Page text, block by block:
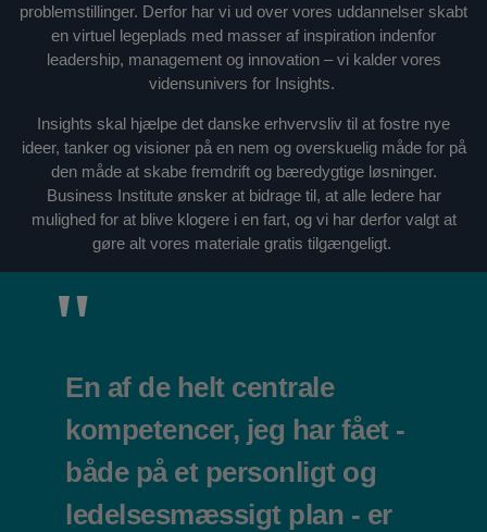
problemstillinger. Derfor har vi ud over vores uddannelser skabt
en virtuel legeplads med masser af inspiration indenfor
leadership, management og innovation – vi kalder vores
vidensunivers for Insights.
Insights skal hjælpe det danske erhvervsliv til at fostre nye
ideer, tanker og visioner på en nem og overskuelig måde for på
den måde at skabe fremdrift og bæredygtige løsninger.
Business Institute ønsker at bidrage til, at alle ledere har
mulighed for at blive klogere i en fart, og vi har derfor valgt at
gøre alt vores materiale gratis tilgængeligt.
En af de helt centrale
kompetencer, jeg har fået -
både på et personligt og
ledelsesmæssigt plan - er